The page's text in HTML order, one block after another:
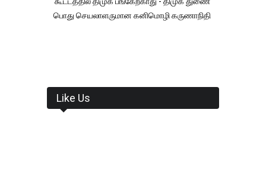
பொது செயலாளருமான கனிமொழி கருணாநிதி
Like Us